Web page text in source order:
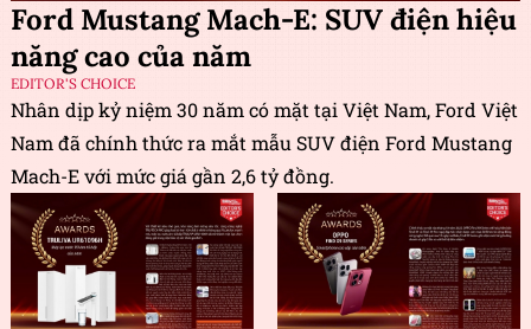
Ford Mustang Mach-E: SUV điện hiệu
năng cao của năm
EDITOR'S CHOICE
Nhân dịp kỷ niệm 30 năm có mặt tại Việt Nam, Ford Việt
Nam đã chính thức ra mắt mẫu SUV điện Ford Mustang
Mach-E với mức giá gần 2,6 tỷ đồng.